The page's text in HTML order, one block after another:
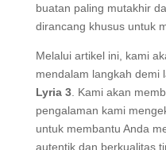
buatan paling mutakhir
dirancang khusus untuk
Melalui artikel ini, kami
mendalam langkah demi
Lyria 3. Kami akan
pengalaman kami
untuk membantu Anda
autentik dan berkualitas